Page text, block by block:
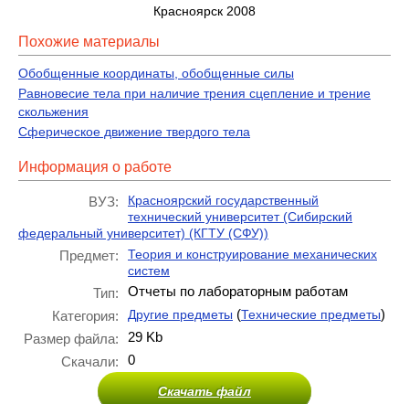
Красноярск 2008
Похожие материалы
Обобщенные координаты, обобщенные силы
Равновесие тела при наличие трения сцепление и трение
скольжения
Сферическое движение твердого тела
Информация о работе
ВУЗ:
Красноярский государственный
технический университет (Сибирский
федеральный университет) (КГТУ (СФУ))
Предмет:
Теория и конструирование механических
систем
Тип:
Отчеты по лабораторным работам
Категория:
Другие предметы (Технические предметы)
Размер файла:
29 Kb
Скачали:
0
Скачать файл